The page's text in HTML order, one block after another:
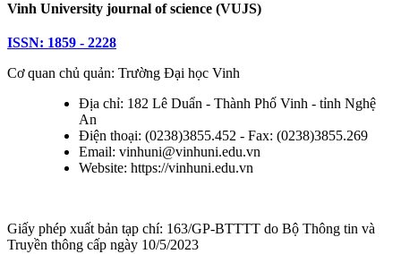
Vinh University journal of science (VUJS)
ISSN: 1859 - 2228
Cơ quan chủ quản: Trường Đại học Vinh
Địa chỉ: 182 Lê Duẩn - Thành Phố Vinh - tỉnh Nghệ
An
Điện thoại: (0238)3855.452 - Fax: (0238)3855.269
Email: vinhuni@vinhuni.edu.vn
Website: https://vinhuni.edu.vn
Giấy phép xuất bản tạp chí: 163/GP-BTTTT do Bộ Thông tin và
Truyền thông cấp ngày 10/5/2023